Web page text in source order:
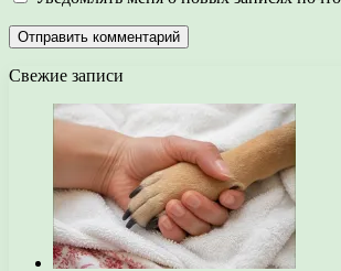
Свежие записи